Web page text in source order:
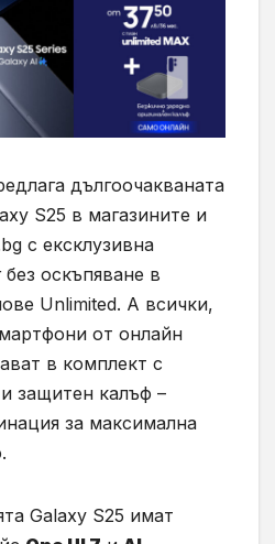
дългоочакваната
S25 в магазините и
с ексклузивна
оскъпяване в
Unlimited. А всички,
от онлайн
в комплект с
защитен калъф –
за максимална
Galaxy S25 имат